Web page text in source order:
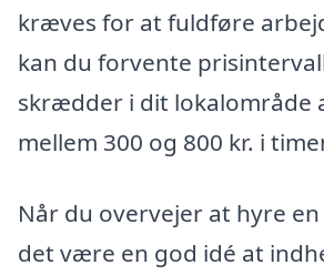
kræves for at fuldføre
kan du forvente
skrædder i dit lokalområde
mellem 300 og 800 kr. i
Når du overvejer at hyre
det være en god idé at